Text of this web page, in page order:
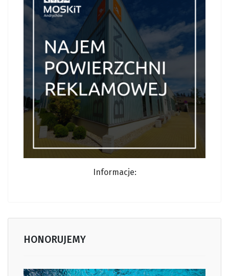
Informacje:
HONORUJEMY